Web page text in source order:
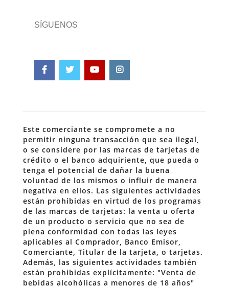
SÍGUENOS
Este comerciante se compromete a no
permitir ninguna transacción que sea ilegal,
o se considere por las marcas de tarjetas de
crédito o el banco adquiriente, que pueda o
tenga el potencial de dañar la buena
voluntad de los mismos o influir de manera
negativa en ellos. Las siguientes actividades
están prohibidas en virtud de los programas
de las marcas de tarjetas: la venta u oferta
de un producto o servicio que no sea de
plena conformidad con todas las leyes
aplicables al Comprador, Banco Emisor,
Comerciante, Titular de la tarjeta, o tarjetas.
Además, las siguientes actividades también
están prohibidas explícitamente: "Venta de
bebidas alcohólicas a menores de 18 años"